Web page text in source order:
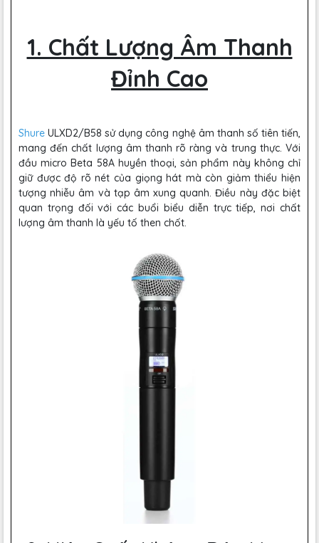
1. Chất Lượng Âm Thanh
Đỉnh Cao
Shure ULXD2/B58 sử dụng công nghệ âm thanh số tiên tiến,
mang đến chất lượng âm thanh rõ ràng và trung thực. Với
đầu micro Beta 58A huyền thoại, sản phẩm này không chỉ
giữ được độ rõ nét của giọng hát mà còn giảm thiểu hiện
tượng nhiễu âm và tạp âm xung quanh. Điều này đặc biệt
quan trọng đối với các buổi biểu diễn trực tiếp, nơi chất
lượng âm thanh là yếu tố then chốt.